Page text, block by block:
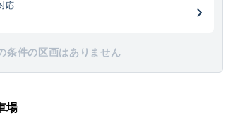
応
条件の区画はありません
場